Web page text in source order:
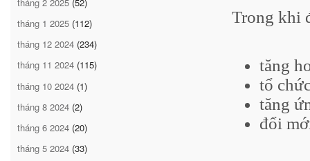
tháng 1 2025 (112)
tháng 12 2024 (234)
tháng 11 2024 (115)
tháng 10 2024 (1)
tháng 8 2024 (2)
tháng 6 2024 (20)
tháng 5 2024 (33)
Trong khi
tăng
tổ
tăng
đổi